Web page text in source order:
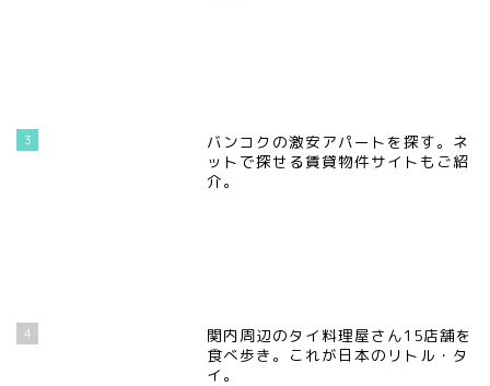
3
バンコクの激安アパートを探す。ネ
ットで探せる賃貸物件サイトもご紹
介。
4
関内周辺のタイ料理屋さん15店舗を
食べ歩き。これが日本のリトル・タ
イ。